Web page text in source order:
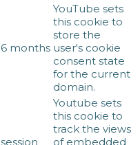
6 months
YouTube sets
this cookie to
store the
user's cookie
consent state
for the current
domain.
session
Youtube sets
this cookie to
track the views
of embedded